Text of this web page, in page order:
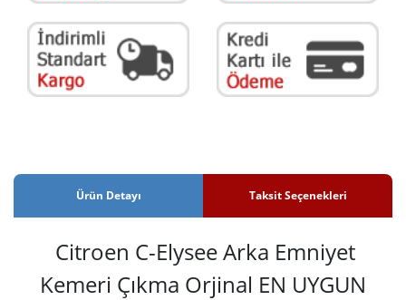
Ürün Detayı Taksit Seçenekleri
Citroen C-Elysee Arka Emniyet
Kemeri Çıkma Orjinal EN UYGUN